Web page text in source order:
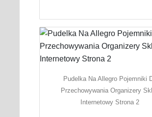
Pudelka Na Allegro Pojemniki
Przechowywania Organizery
Internetowy Strona 2